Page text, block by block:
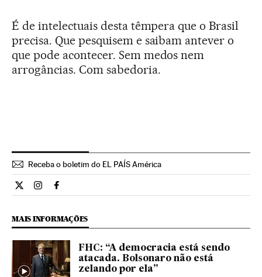
É de intelectuais desta têmpera que o Brasil
precisa. Que pesquisem e saibam antever o
que pode acontecer. Sem medos nem
arrogâncias. Com sabedoria.
Receba o boletim do EL PAÍS América
Opiniao El País Brasil en Twitter
Opiniao El País Brasil en Instagram
Opiniao El País Brasil en Facebook
MAIS INFORMAÇÕES
FHC: “A democracia está sendo
atacada. Bolsonaro não está
zelando por ela”